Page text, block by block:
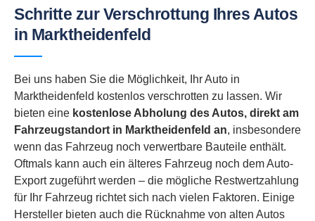
Schritte zur Verschrottung Ihres Autos
in Marktheidenfeld
Bei uns haben Sie die Möglichkeit, Ihr Auto in
Marktheidenfeld kostenlos verschrotten zu lassen. Wir
bieten eine kostenlose Abholung des Autos, direkt am
Fahrzeugstandort in Marktheidenfeld an, insbesondere
wenn das Fahrzeug noch verwertbare Bauteile enthält.
Oftmals kann auch ein älteres Fahrzeug noch dem Auto-
Export zugeführt werden – die mögliche Restwertzahlung
für Ihr Fahrzeug richtet sich nach vielen Faktoren. Einige
Hersteller bieten auch die Rücknahme von alten Autos